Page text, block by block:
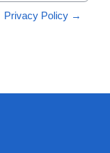
Privacy Policy →